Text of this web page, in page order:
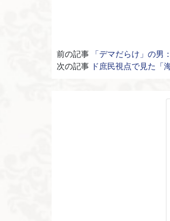
前の記事
「デマだらけ」の男
次の記事 ド庶民視点で見た「